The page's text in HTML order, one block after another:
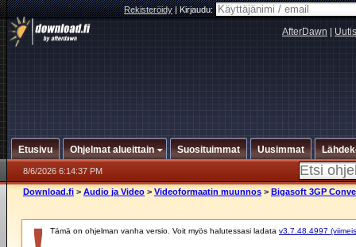
Rekisteröidy|Kirjaudu:
AfterDawn
Etusivu Ohjelmat alueittain Suosituimmat Uusimmat
8/6/2026 6:14:37 PM
Download.fi > Audio ja Video > Videoformaatin muunnos > Bigasoft 3GP
Tämä on ohjelman vanha versio. Voit myös halutessasi ladata v3.7.48.4997